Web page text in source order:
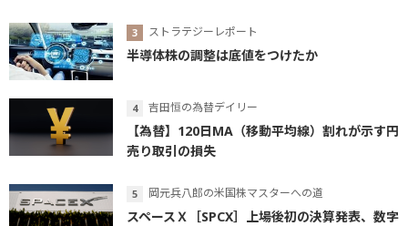
ストラテジーレポート
半導体株の調整は底値をつけたか
吉田恒の為替デイリー
【為替】120日MA（移動平均線）割れが示す円
売り取引の損失
岡元兵八郎の米国株マスターへの道
スペースＸ［SPCX］上場後初の決算発表、数字